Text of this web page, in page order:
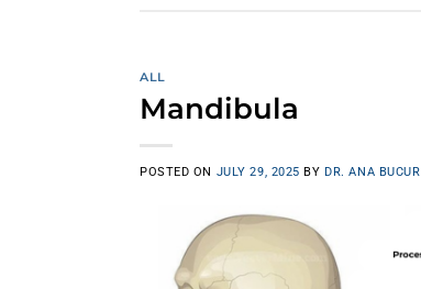
ALL
Mandibula
POSTED ON JULY 29, 2025 BYDR. ANA BUCUR